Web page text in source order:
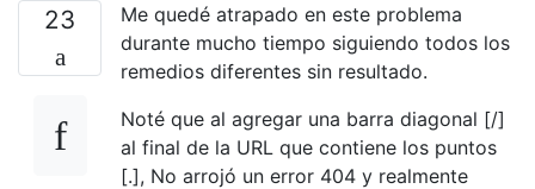
23
Me quedé atrapado en este problema
durante mucho tiempo siguiendo todos los
remedios diferentes sin resultado.
Noté que al agregar una barra diagonal [/]
al final de la URL que contiene los puntos
[.], No arrojó un error 404 y realmente